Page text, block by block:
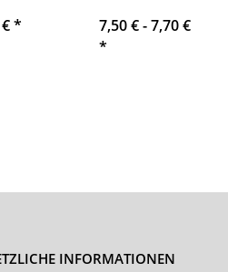
* 7,50 € -7,70 €
*
INFORMATIONEN